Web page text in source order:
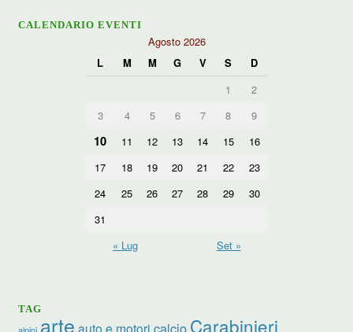
CALENDARIO EVENTI
Agosto 2026
L
M M G V S
D
1
2
3
4 5 6 7 8 9
10 11 12 13 14 15
16
17
18 19 20 21 22
23
24
25 26 27 28 29
30
31
« Lug
Set »
TAG
arte auto e motori calcio Carabinieri